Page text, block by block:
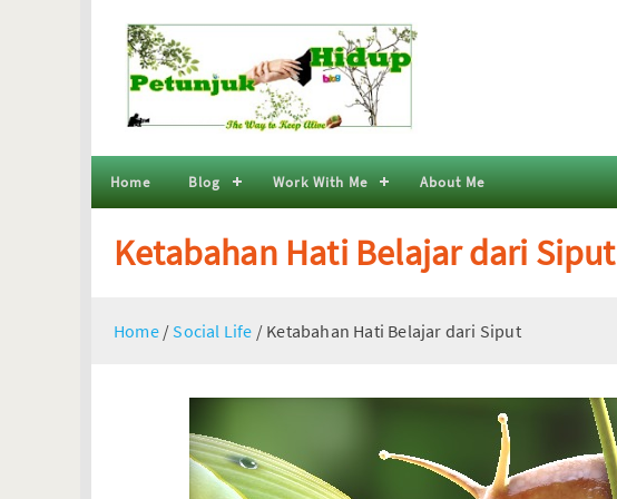
Home Blog Work With Me About Me
Ketabahan Hati Belajar dari Siput
Home / Social Life / Ketabahan Hati Belajar dari Siput